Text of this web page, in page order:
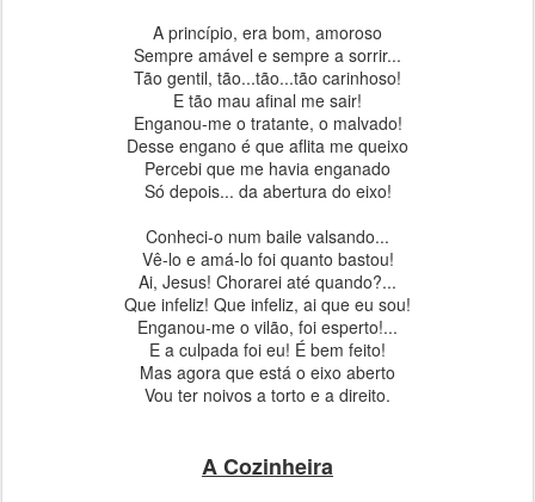
A princípio, era bom, amoroso
Sempre amável e sempre a sorrir...
Tão gentil, tão...tão...tão carinhoso!
E tão mau afinal me sair!
Enganou-me o tratante, o malvado!
Desse engano é que aflita me queixo
Percebi que me havia enganado
Só depois... da abertura do eixo!
Conheci-o num baile valsando...
Vê-lo e amá-lo foi quanto bastou!
Ai, Jesus! Chorarei até quando?...
Que infeliz! Que infeliz, ai que eu sou!
Enganou-me o vilão, foi esperto!...
E a culpada foi eu! É bem feito!
Mas agora que está o eixo aberto
Vou ter noivos a torto e a direito.
A Cozinheira